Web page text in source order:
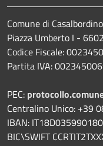
Comune di
Piazza Umberto I -
Codice Fiscale:
Partita IVA:
PEC:
Centralino Unico: +39
IBAN:
BIC\SWIFT